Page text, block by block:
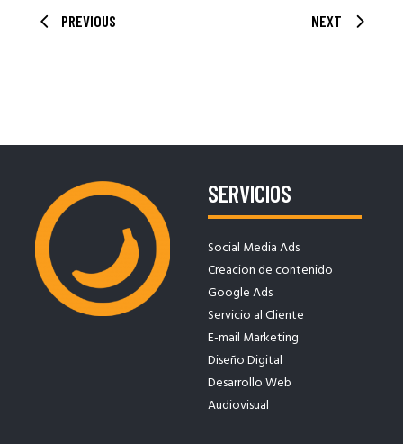
PREVIOUS NEXT
SERVICIOS
Social Media Ads
Creacion de contenido
Google Ads
Servicio al Cliente
E-mail Marketing
Diseño Digital
Desarrollo Web
Audiovisual